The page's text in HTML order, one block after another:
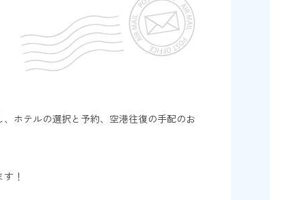
ホテルの選択と予約、空港往復の手配のお
！